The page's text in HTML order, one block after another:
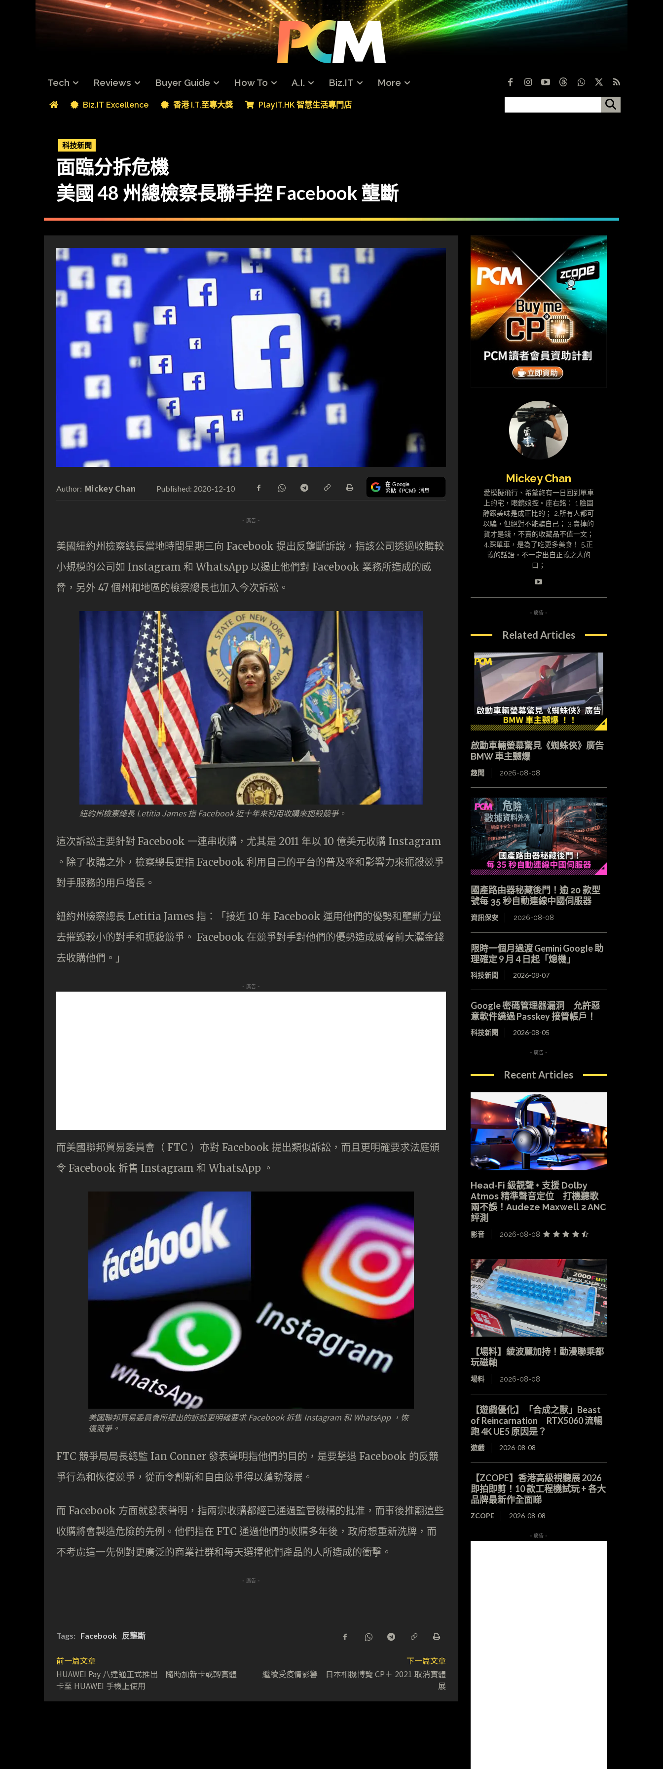
Tech Reviews Buyer Guide How To A.I. Biz.IT More
Biz.IT Excellence 香港 I.T.至專大獎 PlayIT.HK 智慧生活專門店
科技新聞
面臨分拆危機
美國 48 州總檢察長聯手控 Facebook 壟斷
Author: Mickey Chan Published: 2020-12-10 在 Google
緊貼《PCM》消息
- 廣告 -
美國紐約州檢察總長當地時間星期三向 Facebook 提出反壟斷訴說，指該公司透過收購較
小規模的公司如 Instagram 和 WhatsApp 以遏止他們對 Facebook 業務所造成的威
脅，另外 47 個州和地區的檢察總長也加入今次訴訟。
紐約州檢察總長 Letitia James 指 Facebook 近十年來利用收購來扼殺競爭。
這次訴訟主要針對 Facebook 一連串收購，尤其是 2011 年以 10 億美元收購 Instagram
。除了收購之外，檢察總長更指 Facebook 利用自己的平台的普及率和影響力來扼殺競爭
對手服務的用戶增長。
紐約州檢察總長 Letitia James 指：「接近 10 年 Facebook 運用他們的優勢和壟斷力量
去摧毀較小的對手和扼殺競爭。 Facebook 在競爭對手對他們的優勢造成威脅前大灑金錢
去收購他們。」
- 廣告 -
而美國聯邦貿易委員會（ FTC ）亦對 Facebook 提出類似訴訟，而且更明確要求法庭頒
令 Facebook 拆售 Instagram 和 WhatsApp 。
美國聯邦貿易委員會所提出的訴訟更明確要求 Facebook 拆售 Instagram 和 WhatsApp ，恢
復競爭。
FTC 競爭局局長總監 Ian Conner 發表聲明指他們的目的，是要擊退 Facebook 的反競
爭行為和恢復競爭，從而令創新和自由競爭得以蓬勃發展。
而 Facebook 方面就發表聲明，指兩宗收購都經已通過監管機構的批准，而事後推翻這些
收購將會製造危險的先例。他們指在 FTC 通過他們的收購多年後，政府想重新洗牌，而
不考慮這一先例對更廣泛的商業社群和每天選擇他們產品的人所造成的衝擊。
- 廣告 -
Tags: Facebook 反壟斷
前一篇文章
HUAWEI Pay 八達通正式推出 隨時加新卡或轉實體
卡至 HUAWEI 手機上使用
下一篇文章
繼續受疫情影響 日本相機博覽 CP＋ 2021 取消實體
展
Mickey Chan
愛模擬飛行、希望終有一日回到單車
上的宅，眼鏡娘控。座右銘： 1.膽固
醇跟美味是成正比的； 2.所有人都可
以騙，但絕對不能騙自己； 3.賣掉的
貨才是錢，不賣的收藏品不值一文；
4.踩單車，是為了吃更多美食！ 5.正
義的話語，不一定出自正義之人的
口；
- 廣告 -
Related Articles
啟動車輛螢幕驚見《蜘蛛俠》廣告
BMW 車主嬲爆
趣聞 2026-08-08
國產路由器秘藏後門！逾 20 款型
號每 35 秒自動連線中國伺服器
資訊保安 2026-08-08
限時一個月過渡 Gemini Google 助
理確定 9 月 4 日起「熄機」
科技新聞 2026-08-07
Google 密碼管理器漏洞 允許惡
意軟件繞過 Passkey 接管帳戶！
科技新聞 2026-08-05
- 廣告 -
Recent Articles
Head-Fi 級靚聲 + 支援 Dolby
Atmos 精準聲音定位 打機聽歌
兩不誤！Audeze Maxwell 2 ANC
評測
影音 2026-08-08
【場料】綾波麗加持！動漫聯乘都
玩磁軸
場料 2026-08-08
【遊戲優化】「合成之獸」Beast
of Reincarnation RTX5060 流暢
跑 4K UE5 原因是？
遊戲 2026-08-08
【ZCOPE】香港高級視聽展 2026
即拍即剪！10 款工程機試玩 + 各大
品牌最新作全面睇
ZCOPE 2026-08-08
- 廣告 -